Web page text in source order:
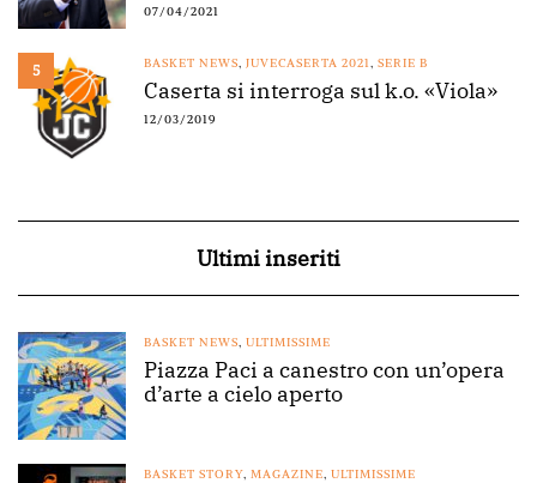
07/04/2021
5 BASKET NEWS, JUVECASERTA 2021, SERIE B
Caserta si interroga sul k.o. «Viola»
12/03/2019
Ultimi inseriti
BASKET NEWS, ULTIMISSIME
Piazza Paci a canestro con un’opera
d’arte a cielo aperto
BASKET STORY, MAGAZINE, ULTIMISSIME